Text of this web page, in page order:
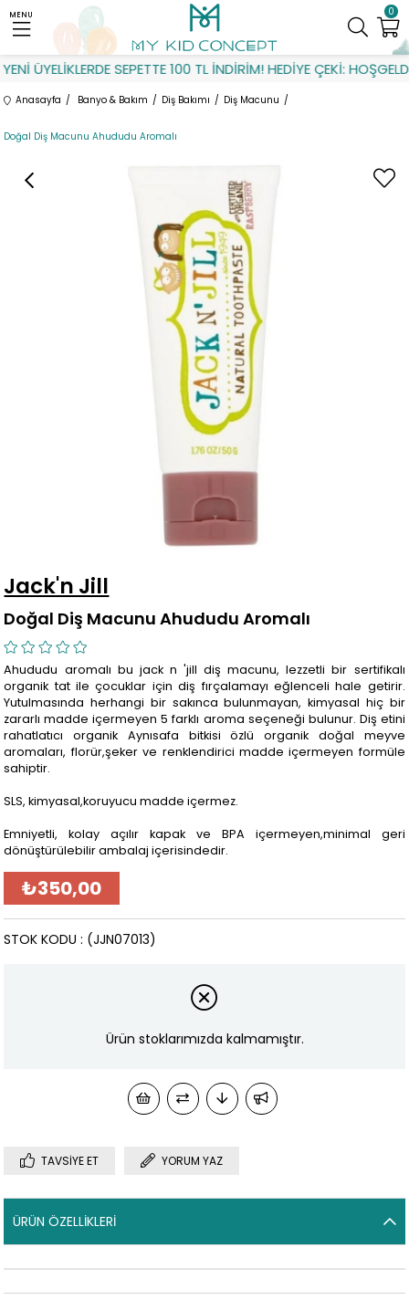
ÜYELİKLERDE SEPETTE 100 TL İNDİRİM! HEDİYE ÇEKİ:
0
MENU
Anasayfa Banyo & Bakım Diş Bakımı Diş Macunu
Doğal Diş Macunu Ahududu Aromalı
Jack'n Jill
Doğal Diş Macunu Ahududu Aromalı
Ahududu aromalı bu jack n 'jill diş macunu, lezzetli bir sertifikalı
organik tat ile çocuklar için diş fırçalamayı eğlenceli hale getirir.
Yutulmasında herhangi bir sakınca bulunmayan, kimyasal hiç bir
zararlı madde içermeyen 5 farklı aroma seçeneği bulunur. Diş etini
rahatlatıcı organik Aynısafa bitkisi özlü organik doğal meyve
aromaları, florür,şeker ve renklendirici madde içermeyen formüle
sahiptir.
SLS, kimyasal,koruyucu madde içermez.
Emniyetli, kolay açılır kapak ve BPA içermeyen,minimal geri
dönüştürülebilir ambalaj içerisindedir.
₺350,00
(JJN07013)
STOK KODU
Ürün stoklarımızda kalmamıştır.
TAVSIYE ET YORUM YAZ
ÜRÜN ÖZELLIKLERI